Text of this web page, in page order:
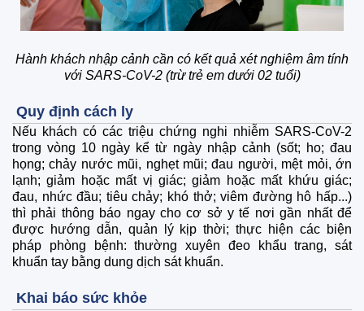
Hành khách nhập cảnh cần có kết quả xét nghiệm âm tính
với SARS-CoV-2 (trừ trẻ em dưới 02 tuổi)
Quy định cách ly
Nếu khách có các triệu chứng nghi nhiễm SARS-CoV-2
trong vòng 10 ngày kể từ ngày nhập cảnh (sốt; ho; đau
họng; chảy nước mũi, nghẹt mũi; đau người, mệt mỏi, ớn
lạnh; giảm hoặc mất vị giác; giảm hoặc mất khứu giác;
đau, nhức đầu; tiêu chảy; khó thở; viêm đường hô hấp...)
thì phải thông báo ngay cho cơ sở y tế nơi gần nhất để
được hướng dẫn, quản lý kịp thời; thực hiện các biện
pháp phòng bệnh: thường xuyên đeo khẩu trang, sát
khuẩn tay bằng dung dịch sát khuẩn.
Khai báo sức khỏe